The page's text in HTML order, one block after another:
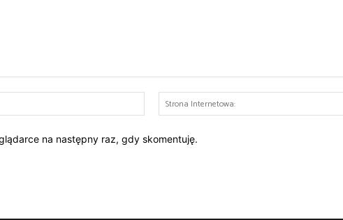
mail:*
na następny raz, gdy skomentuję.